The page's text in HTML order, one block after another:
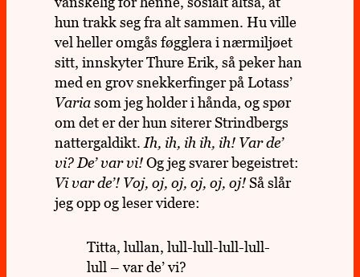
hun trakk seg fra alt sammen. Hu ville
vel heller omgås føg­g­lera i nær­mil­jøet
sitt, inn­sky­ter Thure Erik, så peker han
med en grov snek­ker­fin­ger på Lotass’
Varia som jeg holder i hånda, og spør
om det er der hun site­rer Strind­bergs
nat­ter­gal­dikt.Ih, ih, ih ih, ih! Var de’
vi? De’ var vi! Og jeg svarer begeist­ret:
Vi var de’! Voj, oj, oj, oj, oj, oj! Så slår
jeg opp og leser videre:
Titta, lullan, lull-lull-lull-lull-
lull – var de’ vi?